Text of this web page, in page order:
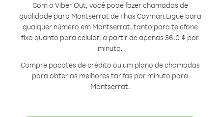
Com o Viber Out, você pode fazer chamadas de
qualidade para Montserrat de Ilhas Cayman.Ligue para
qualquer número em Montserrat, tanto para telefone
fixo quanto para celular, a partir de apenas 36.0 ¢ por
minuto.
Compre pacotes de crédito ou um plano de chamadas
para obter as melhores tarifas por minuto para
Montserrat.